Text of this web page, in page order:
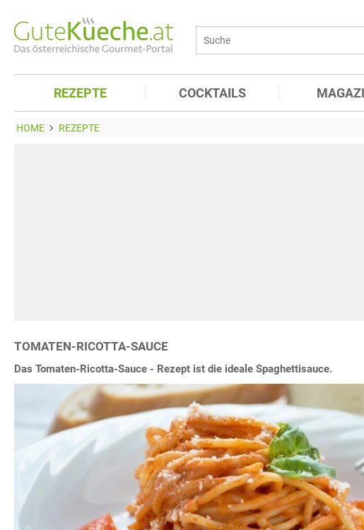
REZEPTE COCKTAILS
HOME REZEPTE
TOMATEN-RICOTTA-SAUCE
Das Tomaten-Ricotta-Sauce - Rezept ist die ideale Spaghettisauce.